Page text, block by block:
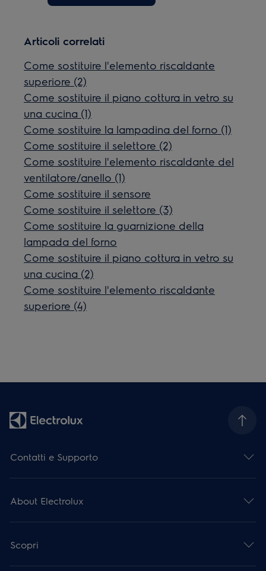
Articoli correlati
Come sostituire l'elemento riscaldante
superiore (2)
Come sostituire il piano cottura in vetro su
una cucina (1)
Come sostituire la lampadina del forno (1)
Come sostituire il selettore (2)
Come sostituire l'elemento riscaldante del
ventilatore/anello (1)
Come sostituire il sensore
Come sostituire il selettore (3)
Come sostituire la guarnizione della
lampada del forno
Come sostituire il piano cottura in vetro su
una cucina (2)
Come sostituire l'elemento riscaldante
superiore (4)
Contatti e Supporto
About Electrolux
Scopri